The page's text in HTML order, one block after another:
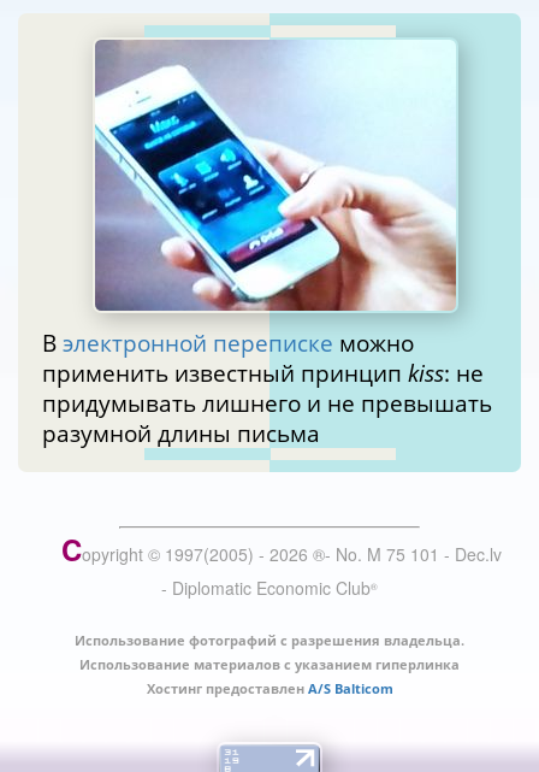
В электронной переписке можно
применить известный принцип kiss: не
придумывать лишнего и не превышать
разумной длины письма
Copyright © 1997(2005) - 2026 ®- No. M 75 101 - Dec.lv
- Diplomatic Economic Club®
Использование фотографий с разрешения владельца.
Использование материалов с указанием гиперлинка
Хостинг предоставлен A/S Balticom